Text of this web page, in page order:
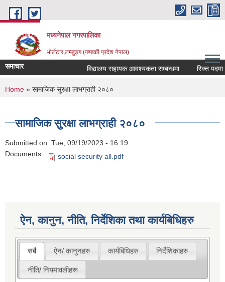
Skip to main content
मध्यनेपाल नगरपालिका
भोर्लेटार,लम्जुङ्ग (गण्डकी प्रदेश नेपाल)
समाचार विद्यालय सहायक आवश्यकता सम्बन्धमा रिक्त पदमा
You are here
Home » सामाजिक सुरक्षा लाभग्राही २०८०
सामाजिक सुरक्षा लाभग्राही २०८०
Submitted on: Tue, 09/19/2023 - 16:19
Documents:
social security all.pdf
ऐन, कानुन, नीति, निर्देशिका तथा कार्यबिधिहरु
सबै ऐन/ कानुनहरु कार्यबिधिहरु निर्देशिकाहरु
नीति/ नियमावलीहरू